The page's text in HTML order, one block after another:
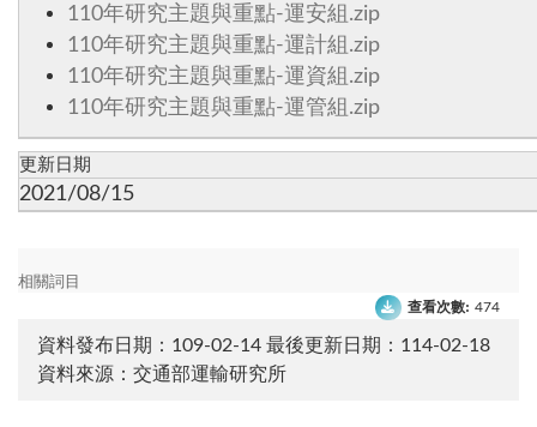
110年研究主題與重點-運安組.zip
110年研究主題與重點-運計組.zip
110年研究主題與重點-運資組.zip
110年研究主題與重點-運管組.zip
更新日期
2021/08/15
相關詞目
查看次數: 474
資料發布日期：109-02-14 最後更新日期：114-02-18
資料來源：交通部運輸研究所